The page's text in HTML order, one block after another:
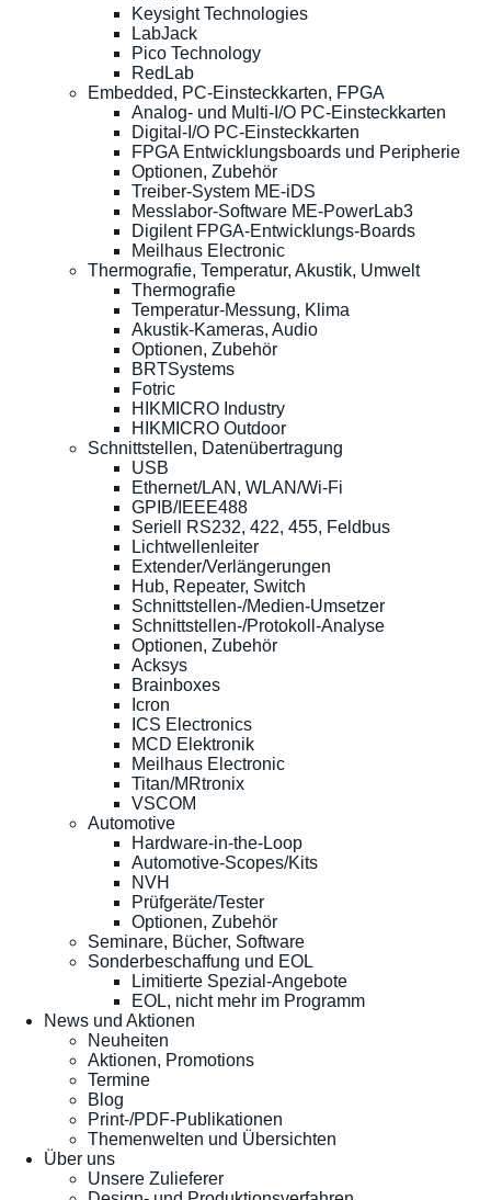
Keysight Technologies
LabJack
Pico Technology
RedLab
Embedded, PC-Einsteckkarten, FPGA
Analog- und Multi-I/O PC-Einsteckkarten
Digital-I/O PC-Einsteckkarten
FPGA Entwicklungsboards und Peripherie
Optionen, Zubehör
Treiber-System ME-iDS
Messlabor-Software ME-PowerLab3
Digilent FPGA-Entwicklungs-Boards
Meilhaus Electronic
Thermografie, Temperatur, Akustik, Umwelt
Thermografie
Temperatur-Messung, Klima
Akustik-Kameras, Audio
Optionen, Zubehör
BRTSystems
Fotric
HIKMICRO Industry
HIKMICRO Outdoor
Schnittstellen, Datenübertragung
USB
Ethernet/LAN, WLAN/Wi-Fi
GPIB/IEEE488
Seriell RS232, 422, 455, Feldbus
Lichtwellenleiter
Extender/Verlängerungen
Hub, Repeater, Switch
Schnittstellen-/Medien-Umsetzer
Schnittstellen-/Protokoll-Analyse
Optionen, Zubehör
Acksys
Brainboxes
Icron
ICS Electronics
MCD Elektronik
Meilhaus Electronic
Titan/MRtronix
VSCOM
Automotive
Hardware-in-the-Loop
Automotive-Scopes/Kits
NVH
Prüfgeräte/Tester
Optionen, Zubehör
Seminare, Bücher, Software
Sonderbeschaffung und EOL
Limitierte Spezial-Angebote
EOL, nicht mehr im Programm
News und Aktionen
Neuheiten
Aktionen, Promotions
Termine
Blog
Print-/PDF-Publikationen
Themenwelten und Übersichten
Über uns
Unsere Zulieferer